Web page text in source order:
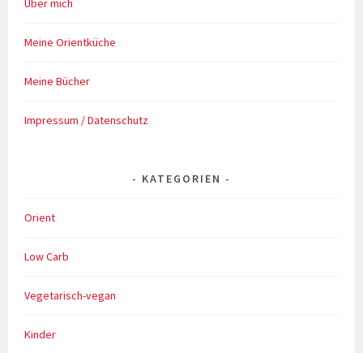
Über mich
Meine Orientküche
Meine Bücher
Impressum / Datenschutz
KATEGORIEN
Orient
Low Carb
Vegetarisch-vegan
Kinder